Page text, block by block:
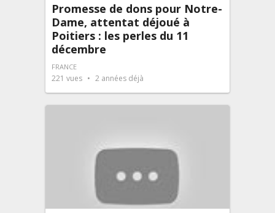
Promesse de dons pour Notre-
Dame, attentat déjoué à
Poitiers : les perles du 11
décembre
FRANCE
221 vues 2 années déjà